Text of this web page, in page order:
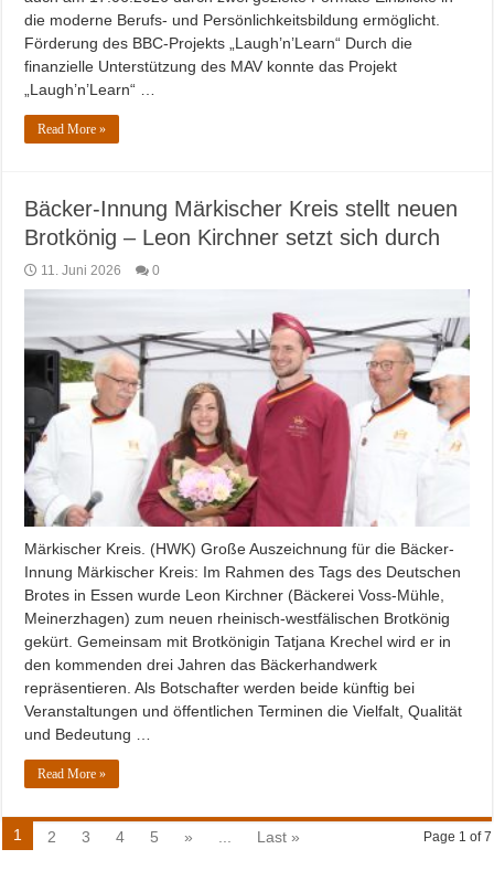
die moderne Berufs- und Persönlichkeitsbildung ermöglicht.
Förderung des BBC-Projekts „Laugh’n’Learn“ Durch die
finanzielle Unterstützung des MAV konnte das Projekt
„Laugh’n’Learn“ …
Read More »
Bäcker-Innung Märkischer Kreis stellt neuen
Brotkönig – Leon Kirchner setzt sich durch
11. Juni 2026 0
Märkischer Kreis. (HWK) Große Auszeichnung für die Bäcker-
Innung Märkischer Kreis: Im Rahmen des Tags des Deutschen
Brotes in Essen wurde Leon Kirchner (Bäckerei Voss-Mühle,
Meinerzhagen) zum neuen rheinisch-westfälischen Brotkönig
gekürt. Gemeinsam mit Brotkönigin Tatjana Krechel wird er in
den kommenden drei Jahren das Bäckerhandwerk
repräsentieren. Als Botschafter werden beide künftig bei
Veranstaltungen und öffentlichen Terminen die Vielfalt, Qualität
und Bedeutung …
Read More »
Page 1 of 7
1 2 3 4 5 » Last »